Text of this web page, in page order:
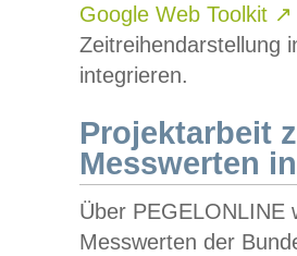
Google Web Toolkit ↗
Zeitreihendarstellung
integrieren.
Projektarbeit
Messwerten
Über PEGELONLINE
Messwerten der